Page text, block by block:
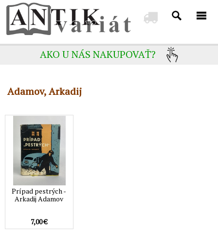
AKO U NÁS NAKUPOVAŤ?
Adamov, Arkadij
Prípad pestrých -
Arkadij Adamov
7,00 €